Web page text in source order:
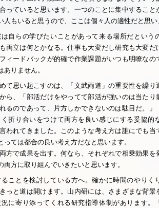
っていると思います。一つのことに集中すること
もいると思うので、ここは個々人の適性だと思い
自らの学びたいことがあって来る場所だという
両立は何とかなる。仕事も大変だし研究も大変だ
ィードバックが的確で作業課題がいつも明瞭なの
りません。
て思い起こすのは、「文武両道」の重要性を繰り
ら、「部活だけをやってて部活が強いのは当たり
るのであって、片方しかできないのは駄目だ。」
折り合いをつけて両方を良い感じにする妥協的
われてきました。このような考え方は誰にでも当
ては都合の良い考え方だなと思います。
方で成果を出す。何なら、それぞれで相乗効果を
方に取り組んでいきたいと思います。
ことを検討している方へ。確かに時間のやりく
っと道は開けます。山内研には、さまざまな背景
に寄り添ってくれる研究指導体制があります。